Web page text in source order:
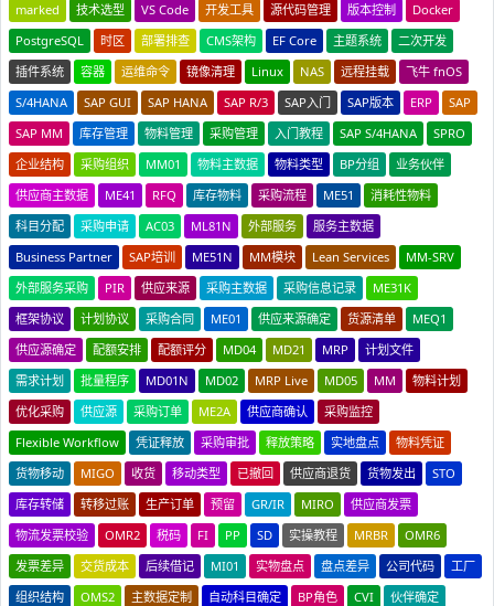
marked
技术选型 VS Code 开发工具 源代码管理 版本控制
Docker
PostgreSQL
时区 部署排查 CMS架构 EF Core 主题系统
二次开发
插件系统
容器 运维命令 镜像清理 Linux NAS 远程挂载
飞牛 fnOS
S/4HANA
SAP GUI SAP HANA SAP R/3 SAP入门 SAP版本 ERP
SAP
SAP MM
库存管理 物料管理 采购管理 入门教程 SAP S/4HANA
SPRO
企业结构
采购组织 MM01 物料主数据 物料类型 BP分组
业务伙伴
供应商主数据
ME41 RFQ 库存物料 采购流程 ME51
消耗性物料
科目分配
采购申请 AC03 ML81N 外部服务
服务主数据
Business Partner
SAP培训 ME51N MM模块 Lean Services
MM-SRV
外部服务采购
PIR 供应来源 采购主数据 采购信息记录
ME31K
框架协议
计划协议 采购合同 ME01 供应来源确定 货源清单
MEQ1
供应源确定
配额安排 配额评分 MD04 MD21 MRP
计划文件
需求计划
批量程序 MD01N MD02 MRP Live MD05 MM
物料计划
优化采购
供应源 采购订单 ME2A 供应商确认
采购监控
Flexible Workflow
凭证释放 采购审批 释放策略 实地盘点
物料凭证
货物移动
MIGO 收货 移动类型 已撤回 供应商退货 货物发出
STO
库存转储
转移过账 生产订单 预留 GR/IR MIRO
供应商发票
物流发票校验
OMR2 税码 FI PP SD 实操教程 MRBR
OMR6
发票差异
交货成本 后续借记 MI01 实物盘点 盘点差异 公司代码
工厂
组织结构
OMS2 主数据定制 自动科目确定 BP角色 CVI
伙伴确定